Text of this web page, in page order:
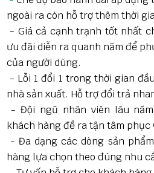
ngoài ra còn hỗ trợ thêm thời
- Giá cả cạnh trạnh tốt nhất
ưu đãi diễn ra quanh năm để
của người dùng.
- Lỗi 1 đổi 1 trong thời gian
nhà sản xuất. Hỗ trợ đổi trả
- Đội ngũ nhân viên lâu
khách hàng đề ra tận tâm phục
- Đa dạng các dòng sản
hàng lựa chọn theo đúng nhu